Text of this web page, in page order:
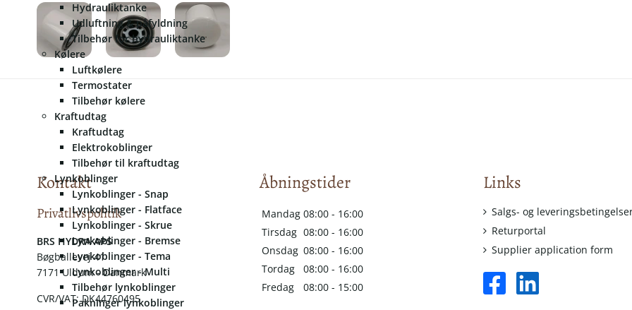
Hydrauliktanke
Udluftning & påfyldning
Tilbehør for hydrauliktanke
Kølere
Luftkølere
Termostater
Tilbehør kølere
Kraftudtag
Kraftudtag
Elektrokoblinger
Tilbehør til kraftudtag
Lynkoblinger
Lynkoblinger - Snap
Lynkoblinger - Flatface
Lynkoblinger - Skrue
Lynkoblinger - Bremse
Lynkoblinger - Tema
Lynkoblinger - Multi
Tilbehør lynkoblinger
Pakninger lynkoblinger
Kontakt
Privatlivspolitik
​​BRS HYDRA APS
Bøgballevej 41
7171 Uldum - Danmark
CVR/VAT: DK44760495
Åbningstider
Mandag 08:00 - 16:00
Tirsdag 08:00 - 16:00
Onsdag 08:00 - 16:00
Tordag
08:00 - 16:00
Fredag
08:00 - 15:00
Links
Salgs- og
Returportal
Supplier application form
facebook
square